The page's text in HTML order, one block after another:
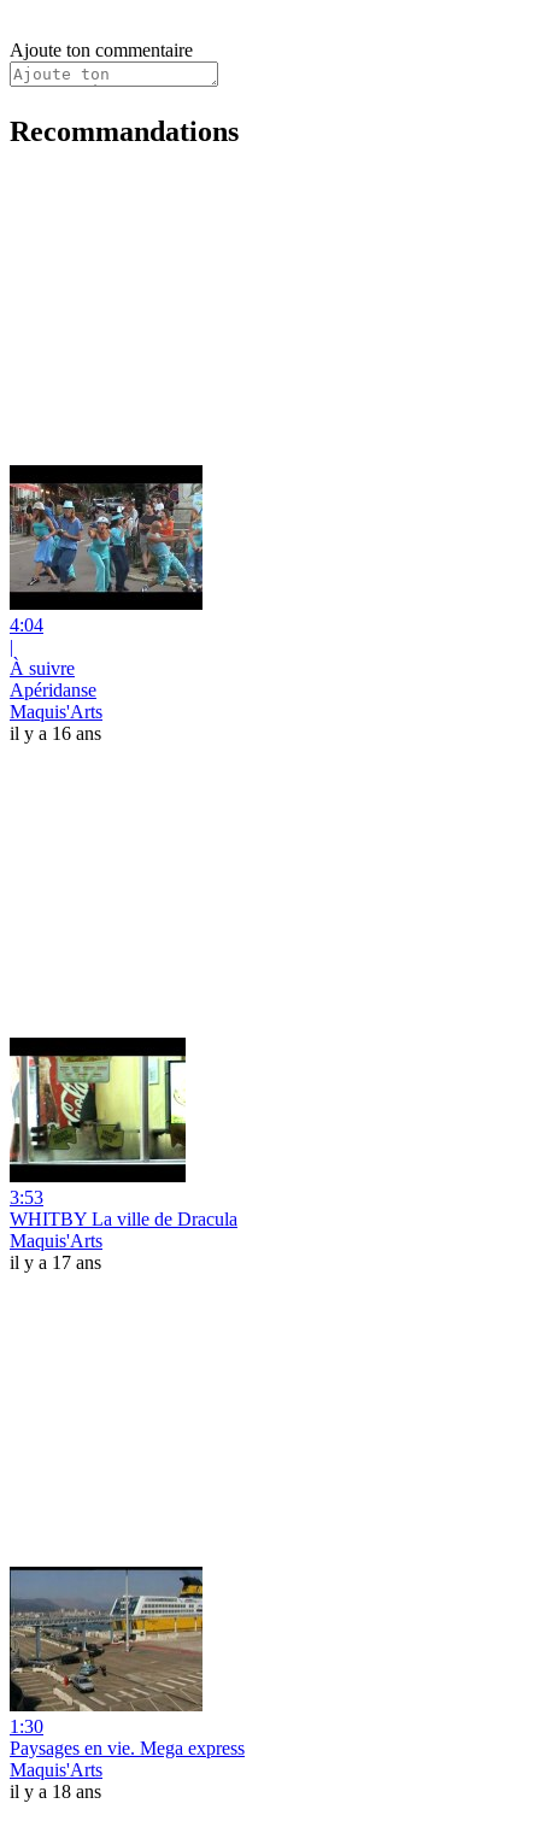
Ajoute ton commentaire
Recommandations
4:04
|
À suivre
Apéridanse
Maquis'Arts
il y a 16 ans
3:53
WHITBY La ville de Dracula
Maquis'Arts
il y a 17 ans
1:30
Paysages en vie. Mega express
Maquis'Arts
il y a 18 ans